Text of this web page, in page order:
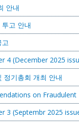
안내
고 안내
고
4 (December 2025
정기총회 개최 안내
on Fraudulent
3 (Septembr 2025